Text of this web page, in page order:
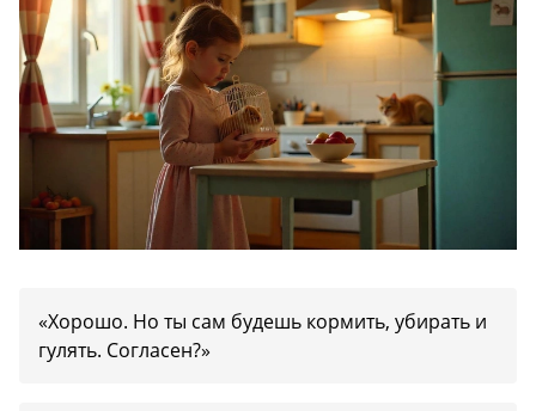
«Хорошо. Но ты сам будешь кормить, убирать и
гулять. Согласен?»